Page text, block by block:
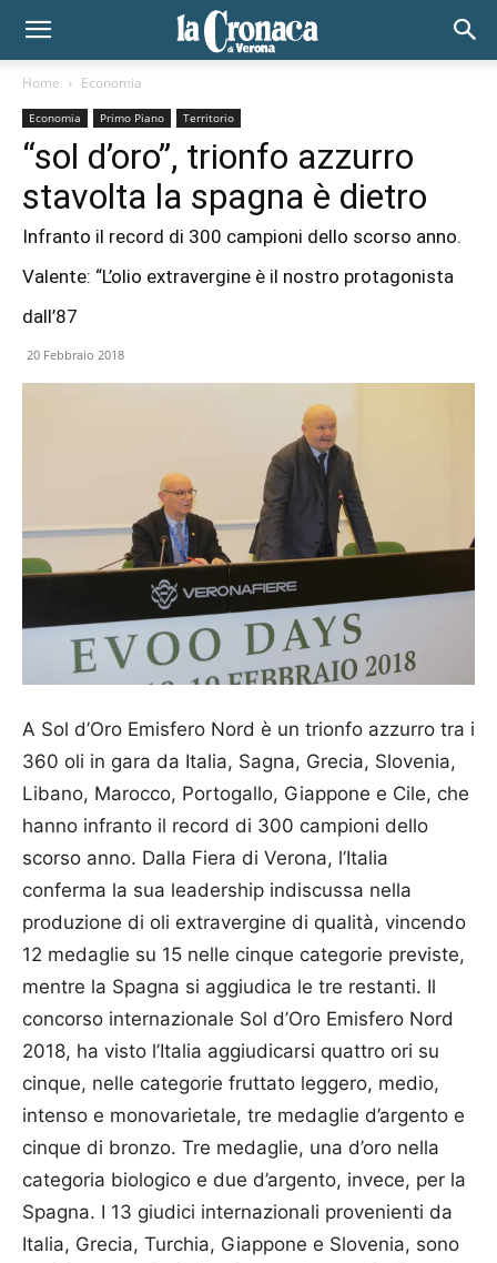
Home Economia
Economia Primo Piano Territorio
“sol d’oro”, trionfo azzurro
stavolta la spagna è dietro
Infranto il record di 300 campioni dello scorso anno.
Valente: “L’olio extravergine è il nostro protagonista
dall’87
20 Febbraio 2018
A Sol d’Oro Emisfero Nord è un trionfo azzurro tra i
360 oli in gara da Italia, Sagna, Grecia, Slovenia,
Libano, Marocco, Portogallo, Giappone e Cile, che
hanno infranto il record di 300 campioni dello
scorso anno. Dalla Fiera di Verona, l’Italia
conferma la sua leadership indiscussa nella
produzione di oli extravergine di qualità, vincendo
12 medaglie su 15 nelle cinque categorie previste,
mentre la Spagna si aggiudica le tre restanti. Il
concorso internazionale Sol d’Oro Emisfero Nord
2018, ha visto l’Italia aggiudicarsi quattro ori su
cinque, nelle categorie fruttato leggero, medio,
intenso e monovarietale, tre medaglie d’argento e
cinque di bronzo. Tre medaglie, una d’oro nella
categoria biologico e due d’argento, invece, per la
Spagna. I 13 giudici internazionali provenienti da
Italia, Grecia, Turchia, Giappone e Slovenia, sono